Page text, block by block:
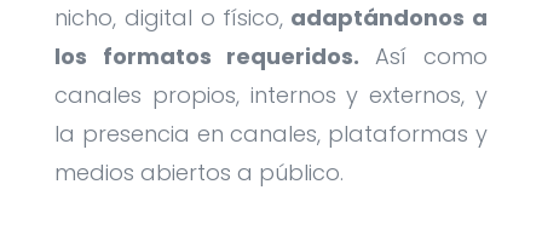
nicho, digital o físico, adaptándonos a
los formatos requeridos.Así como
canales propios, internos y externos, y
la presencia en canales, plataformas y
medios abiertos a público.